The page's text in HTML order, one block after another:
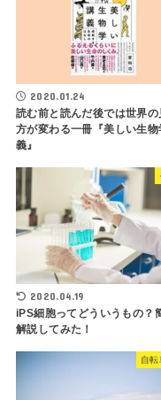
2020.01.24
読む前と読んだ後では世界の
方が変わる一冊『美しい生物
義』
2020.04.19
iPS細胞ってどういうもの？
解説してみた！
自転